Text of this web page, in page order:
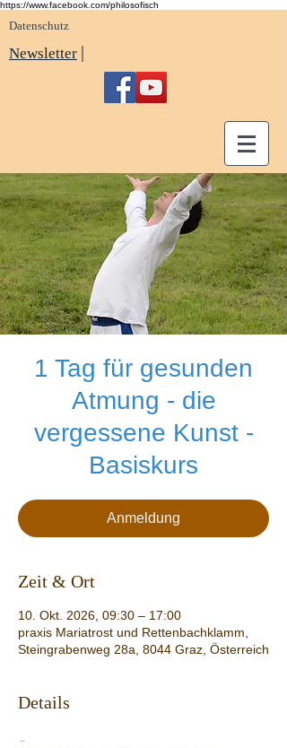
https://www.facebook.com/philosofisch
Datenschutz
Newsletter |
1 Tag für gesunden
Atmung - die
vergessene Kunst -
Basiskurs
Anmeldung
Zeit & Ort
10. Okt. 2026, 09:30 – 17:00
praxis Mariatrost und Rettenbachklamm,
Steingrabenweg 28a, 8044 Graz, Österreich
Details